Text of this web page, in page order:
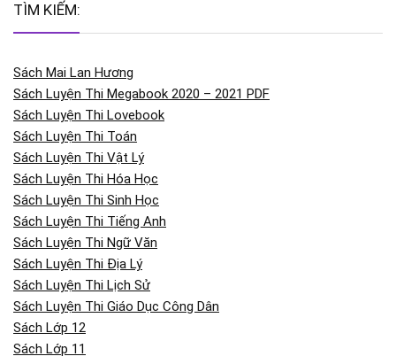
TÌM KIẾM:
Sách Mai Lan Hương
Sách Luyện Thi Megabook 2020 – 2021 PDF
Sách Luyện Thi Lovebook
Sách Luyện Thi Toán
Sách Luyện Thi Vật Lý
Sách Luyện Thi Hóa Học
Sách Luyện Thi Sinh Học
Sách Luyện Thi Tiếng Anh
Sách Luyện Thi Ngữ Văn
Sách Luyện Thi Địa Lý
Sách Luyện Thi Lịch Sử
Sách Luyện Thi Giáo Dục Công Dân
Sách Lớp 12
Sách Lớp 11